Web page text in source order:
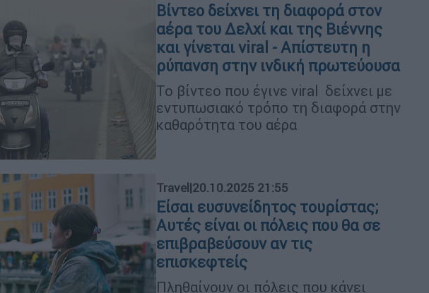
Βίντεο δείχνει τη διαφορά στον
αέρα του Δελχί και της Βιέννης
και γίνεται viral - Απίστευτη η
ρύπανση στην ινδική πρωτεύουσα
Το βίντεο που έγινε viral δείχνει με
εντυπωσιακό τρόπο τη διαφορά στην
καθαρότητα του αέρα
Travel|20.10.2025 21:55
Είσαι ευσυνείδητος τουρίστας;
Aυτές είναι οι πόλεις που θα σε
επιβραβεύσουν αν τις
επισκεφτείς
Πληθαίνουν οι πόλεις που κάνει